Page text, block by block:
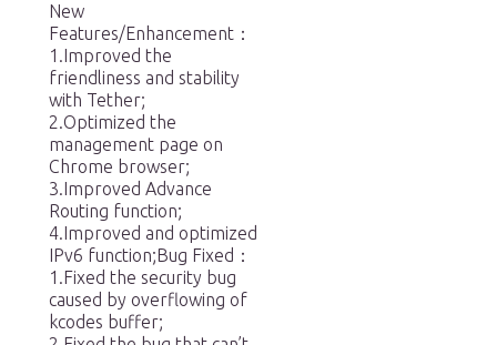
New
Features/Enhancement：
1.Improved the
friendliness and stability
with Tether;
2.Optimized the
management page on
Chrome browser;
3.Improved Advance
Routing function;
4.Improved and optimized
IPv6 function;Bug Fixed：
1.Fixed the security bug
caused by overflowing of
kcodes buffer;